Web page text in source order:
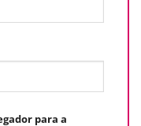
para a